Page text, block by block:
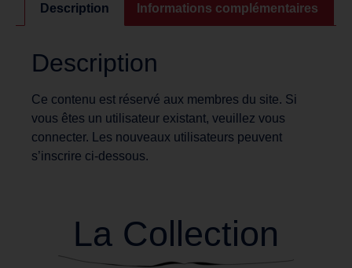
Description Informations complémentaires
Description
Ce contenu est réservé aux membres du site. Si
vous êtes un utilisateur existant, veuillez vous
connecter. Les nouveaux utilisateurs peuvent
s’inscrire ci-dessous.
La Collection